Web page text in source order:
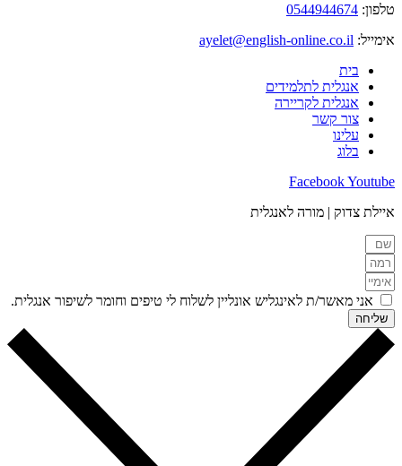
טלפון: 0544944674
אימייל: ayelet@english-online.co.il
בית
אנגלית לתלמידים
אנגלית לקריירה
צור קשר
עלינו
בלוג
FacebookYoutube
איילת צדוק | מורה לאנגלית
אני מאשר/ת לאינגליש אונליין לשלוח לי טיפים וחומר לשיפור אנגלית.
שליחה